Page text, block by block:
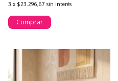
3 x $23.296,67 sin interés
Comprar